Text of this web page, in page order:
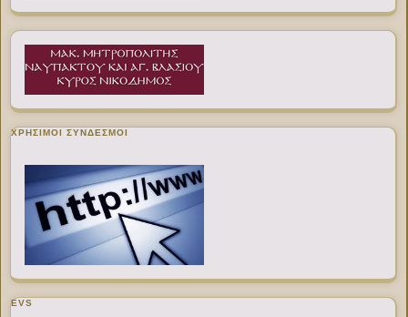
ΧΡΉΣΙΜΟΙ ΣΎΝΔΕΣΜΟΙ
EVS